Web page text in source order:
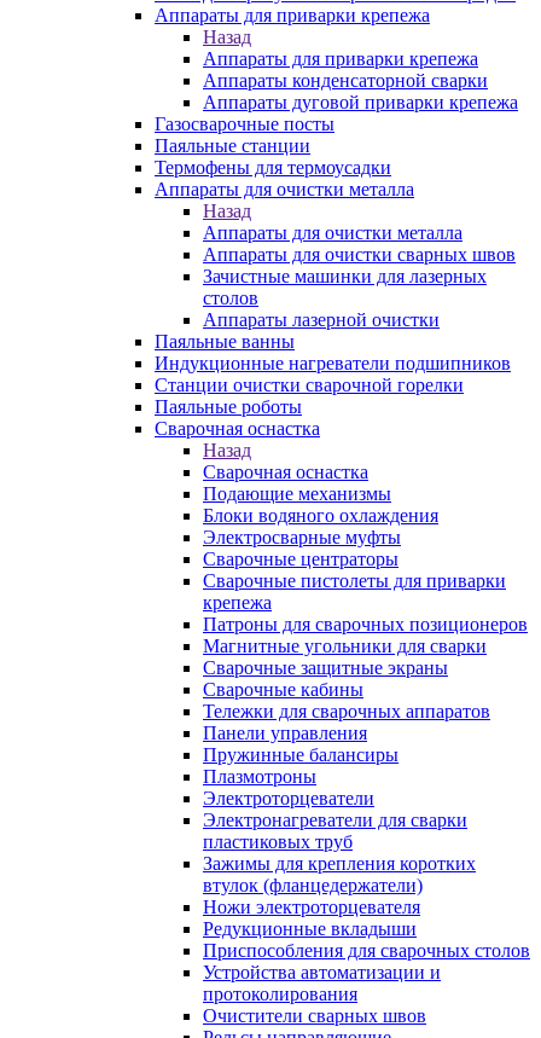
Аппараты для приварки крепежа
Назад
Аппараты для приварки крепежа
Аппараты конденсаторной сварки
Аппараты дуговой приварки крепежа
Газосварочные посты
Паяльные станции
Термофены для термоусадки
Аппараты для очистки металла
Назад
Аппараты для очистки металла
Аппараты для очистки сварных швов
Зачистные машинки для лазерных
столов
Аппараты лазерной очистки
Паяльные ванны
Индукционные нагреватели подшипников
Станции очистки сварочной горелки
Паяльные роботы
Сварочная оснастка
Назад
Сварочная оснастка
Подающие механизмы
Блоки водяного охлаждения
Электросварные муфты
Сварочные центраторы
Сварочные пистолеты для приварки
крепежа
Патроны для сварочных позиционеров
Магнитные угольники для сварки
Сварочные защитные экраны
Сварочные кабины
Тележки для сварочных аппаратов
Панели управления
Пружинные балансиры
Плазмотроны
Электроторцеватели
Электронагреватели для сварки
пластиковых труб
Зажимы для крепления коротких
втулок (фланцедержатели)
Ножи электроторцевателя
Редукционные вкладыши
Приспособления для сварочных столов
Устройства автоматизации и
протоколирования
Очистители сварных швов